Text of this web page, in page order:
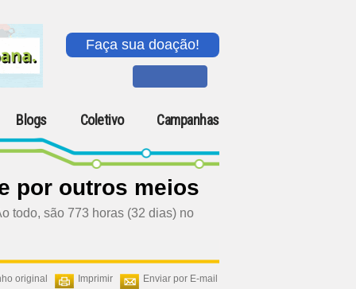
Faça sua doação!
Blogs Coletivo Campanhas
por outros meios
todo, são 773 horas (32 dias) no
Enviar por E-mail
Imprimir
original